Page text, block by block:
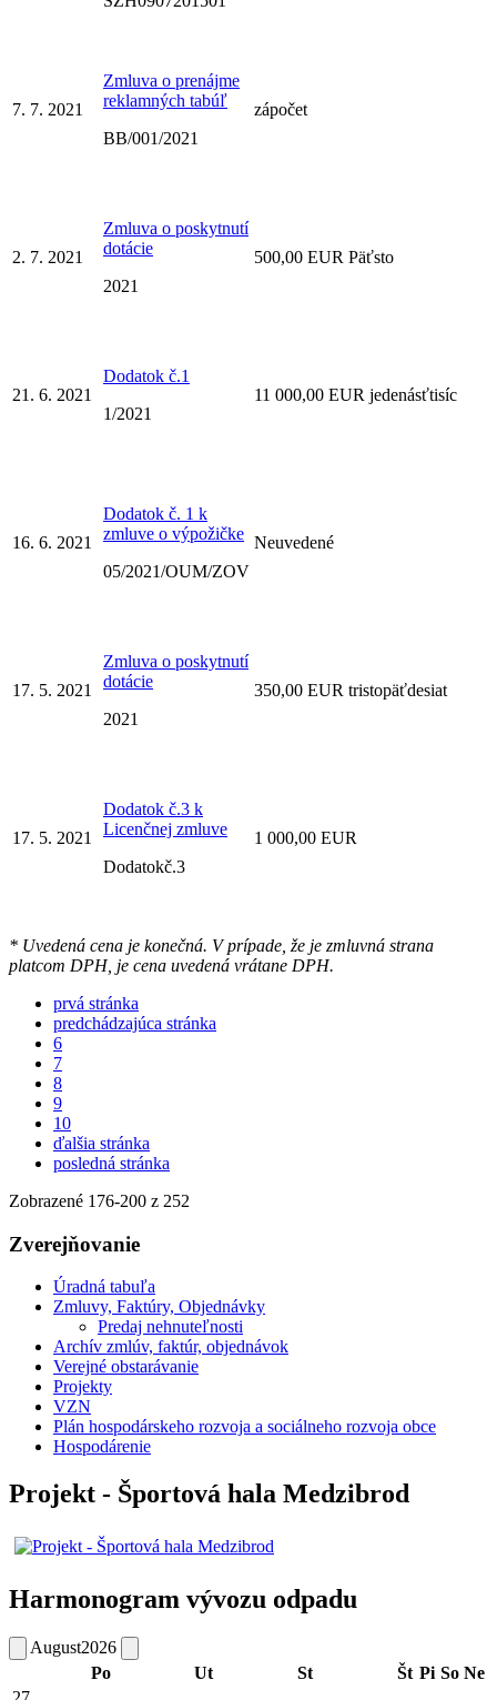
7. 7. 2021
Zmluva o prenájme
reklamných tabúľ
BB/001/2021
zápočet
2. 7. 2021
Zmluva o poskytnutí
dotácie
2021
500,00 EUR Päťsto
21. 6. 2021
Dodatok č.1
1/2021
11 000,00 EUR jedenásťtisíc
16. 6. 2021
Dodatok č. 1 k
zmluve o výpožičke
05/2021/OUM/ZOV
Neuvedené
17. 5. 2021
Zmluva o poskytnutí
dotácie
2021
350,00 EUR tristopäťdesiat
17. 5. 2021
Dodatok č.3 k
Licenčnej zmluve
Dodatokč.3
1 000,00 EUR
* Uvedená cena je konečná. V prípade, že je zmluvná strana
platcom DPH, je cena uvedená vrátane DPH.
prvá stránka
predchádzajúca stránka
6
7
8
9
10
ďalšia stránka
posledná stránka
Zobrazené 176-200 z 252
Zverejňovanie
Úradná tabuľa
Zmluvy, Faktúry, Objednávky
Predaj nehnuteľnosti
Archív zmlúv, faktúr, objednávok
Verejné obstarávanie
Projekty
VZN
Plán hospodárskeho rozvoja a sociálneho rozvoja obce
Hospodárenie
Projekt - Športová hala Medzibrod
Harmonogram vývozu odpadu
August2026
Po
Ut St Št Pi So Ne